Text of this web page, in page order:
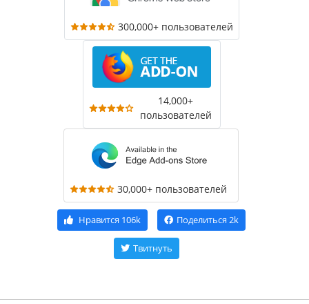
300,000+ пользователей
14,000+
пользователей
30,000+ пользователей
Нравится 106k Поделиться 2k
Твитнуть